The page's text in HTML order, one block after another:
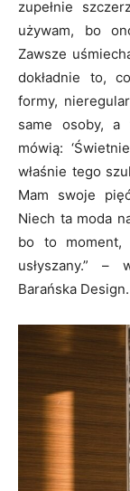
zupełnie
używam, bo
Zawsze
dokładnie to,
formy,
same osoby, a
mówią:
właśnie tego
Mam swoje
Niech ta moda
bo to moment,
usłyszany.” –
Barańska Design.